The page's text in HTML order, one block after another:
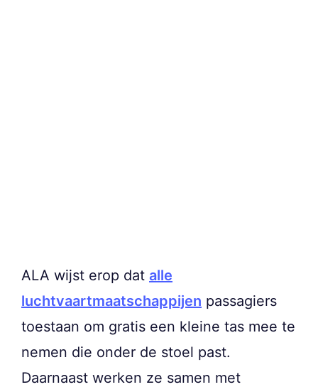
ALA wijst erop dat alle
luchtvaartmaatschappijen passagiers
toestaan om gratis een kleine tas mee te
nemen die onder de stoel past.
Daarnaast werken ze samen met